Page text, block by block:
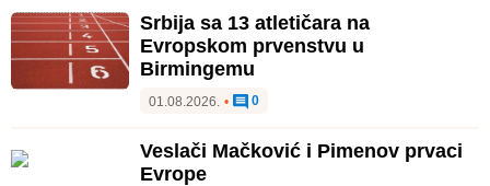
Srbija sa 13 atletičara na
Evropskom prvenstvu u
Birmingemu
01.08.2026. • 0
Veslači Mačković i Pimenov prvaci
Evrope